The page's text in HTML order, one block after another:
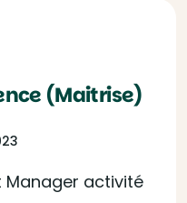
(Maitrise)
Manager activité